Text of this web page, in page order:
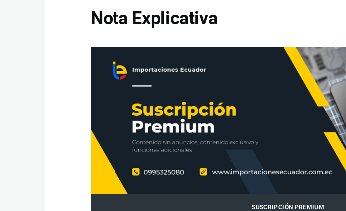
Nota Explicativa
SUSCRIPCIÓN PREMIUM